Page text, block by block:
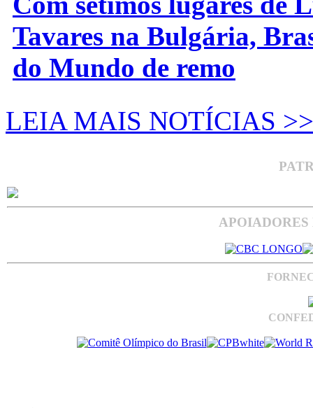
Tavares na Bulgária,
do Mundo de remo
LEIA MAIS NOTÍCIAS >>